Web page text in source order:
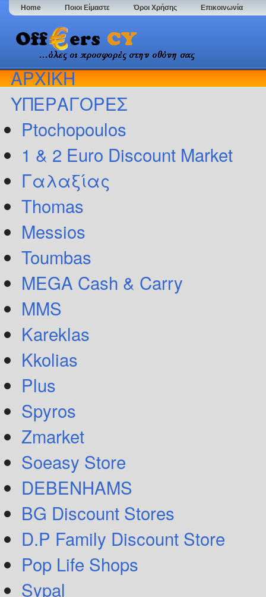
Home Ποιοι Είμαστε Όροι Χρήσης Επικοινωνία
ΑΡΧΙΚΗ
ΥΠΕΡΑΓΟΡΕΣ
Ptochopoulos
1 & 2 Euro Discount Market
Γαλαξίας
Thomas
Messios
Toumbas
MEGA Cash & Carry
MMS
Kareklas
Kkolias
Plus
Spyros
Zmarket
Soeasy Store
DEBENHAMS
BG Discount Stores
D.P Family Discount Store
Pop Life Shops
Sypal